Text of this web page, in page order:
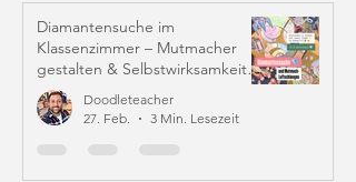
Diamantensuche im
Klassenzimmer – Mutmacher
gestalten & Selbstwirksamkeit
stärken Doodleteacher
27. Feb.
3 Min. Lesezeit